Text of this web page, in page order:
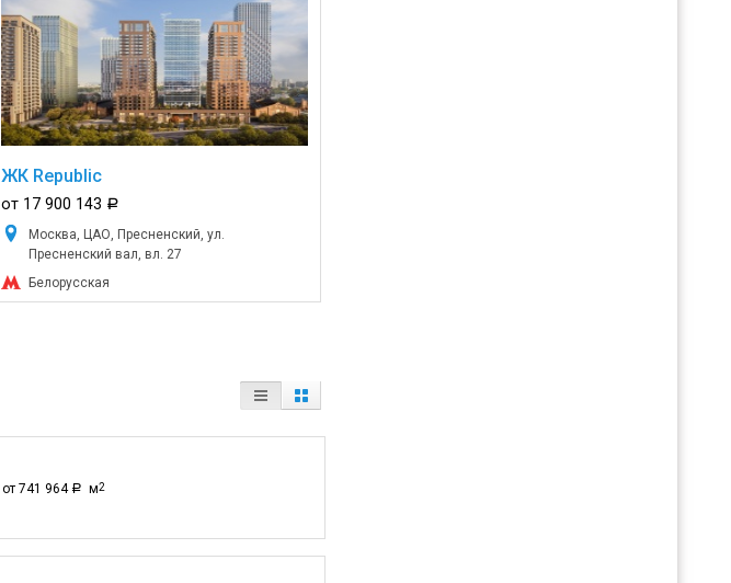
ЖК Republic
от 17 900 143 a
Москва, ЦАО, Пресненский, ул.
Пресненский вал, вл. 27
Белорусская
от 741 964 a м2